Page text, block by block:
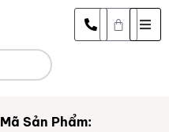
Mã Sản Phẩm: